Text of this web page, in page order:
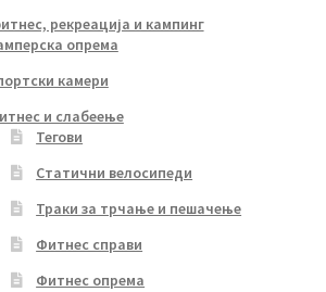
рекреација и кампинг
опрема
камери
и слабеење
Тегови
Статични велосипеди
Траки за трчање и пешачење
Фитнес справи
Фитнес опрема